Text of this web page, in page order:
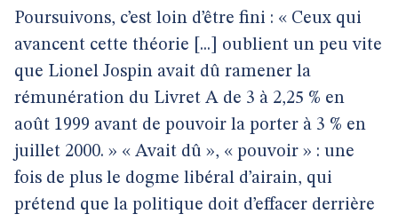
Poursuivons, c’est loin d’être fini : « Ceux qui
avancent cette théorie [...] oublient un peu vite
que Lionel Jospin avait dû ramener la
rémunération du Livret A de 3 à 2,25 % en
août 1999 avant de pouvoir la porter à 3 % en
juillet 2000. » « Avait dû », « pouvoir » : une
fois de plus le dogme libéral d’airain, qui
prétend que la politique doit d’effacer derrière